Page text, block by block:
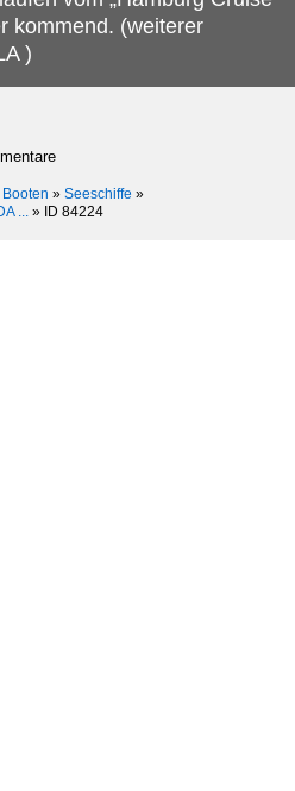
kommend. (weiterer
)
» Seeschiffe »
... » ID 84224